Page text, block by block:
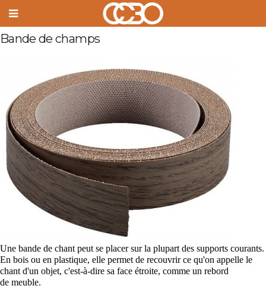
Bande de champs
Une bande de chant peut se placer sur la plupart des supports courants.
En bois ou en plastique, elle permet de recouvrir ce qu'on appelle le
chant d'un objet, c'est-à-dire sa face étroite, comme un rebord
de meuble.